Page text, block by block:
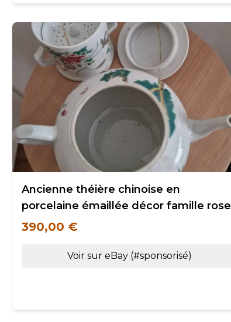
Ancienne théière chinoise en
porcelaine émaillée décor famille rose
390,00 €
Voir sur eBay (#sponsorisé)